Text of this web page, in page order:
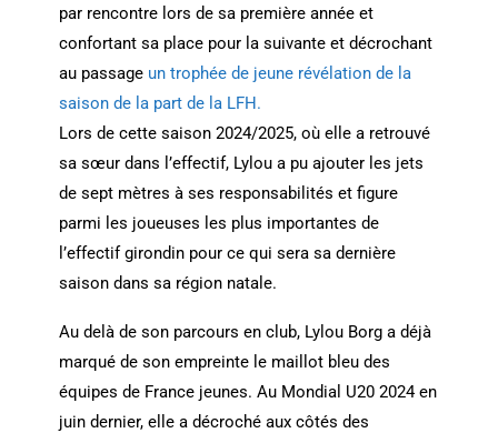
par rencontre lors de sa première année et
confortant sa place pour la suivante et décrochant
au passage un trophée de jeune révélation de la
saison de la part de la LFH.
Lors de cette saison 2024/2025, où elle a retrouvé
sa sœur dans l’effectif, Lylou a pu ajouter les jets
de sept mètres à ses responsabilités et figure
parmi les joueuses les plus importantes de
l’effectif girondin pour ce qui sera sa dernière
saison dans sa région natale.
Au delà de son parcours en club, Lylou Borg a déjà
marqué de son empreinte le maillot bleu des
équipes de France jeunes. Au Mondial U20 2024 en
juin dernier, elle a décroché aux côtés des